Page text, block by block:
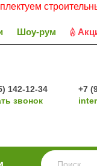
строительные
Шоу-рум
142-12-34
звонок
+7